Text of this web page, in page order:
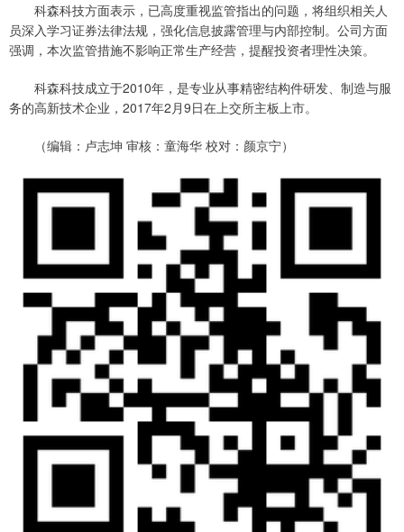
科森科技方面表示，已高度重视监管指出的问题，将组织相关人
员深入学习证券法律法规，强化信息披露管理与内部控制。公司方面
强调，本次监管措施不影响正常生产经营，提醒投资者理性决策。
科森科技成立于2010年，是专业从事精密结构件研发、制造与服
务的高新技术企业，2017年2月9日在上交所主板上市。
（编辑：卢志坤 审核：童海华 校对：颜京宁）